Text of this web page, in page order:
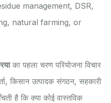
management, DSR,
natural farming, or
का पहला चरण परियोजना विचार
किसान उत्पादक संगठन, सहकारी
है कि क्या कोई वास्तविक